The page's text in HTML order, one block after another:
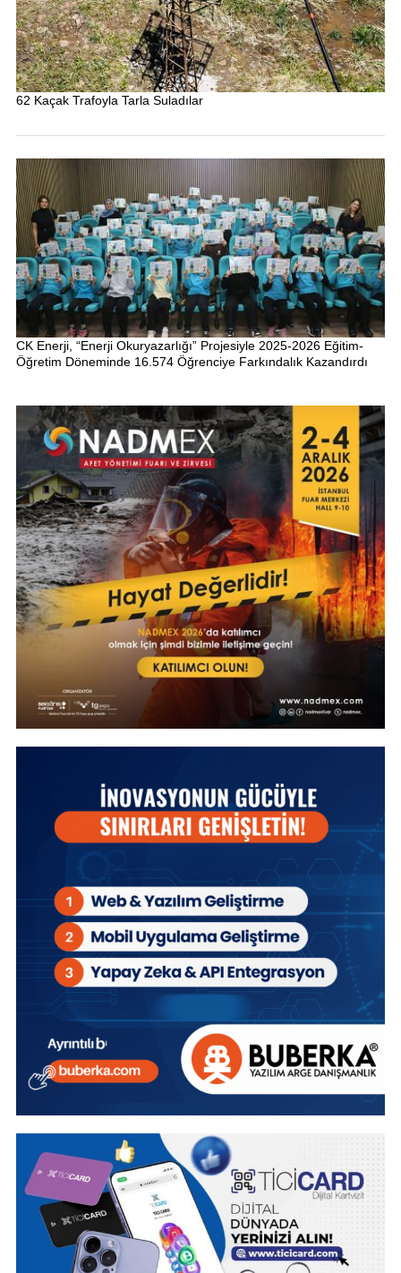
62 Kaçak Trafoyla Tarla Suladılar
CK Enerji, “Enerji Okuryazarlığı” Projesiyle 2025-2026 Eğitim-
Öğretim Döneminde 16.574 Öğrenciye Farkındalık Kazandırdı